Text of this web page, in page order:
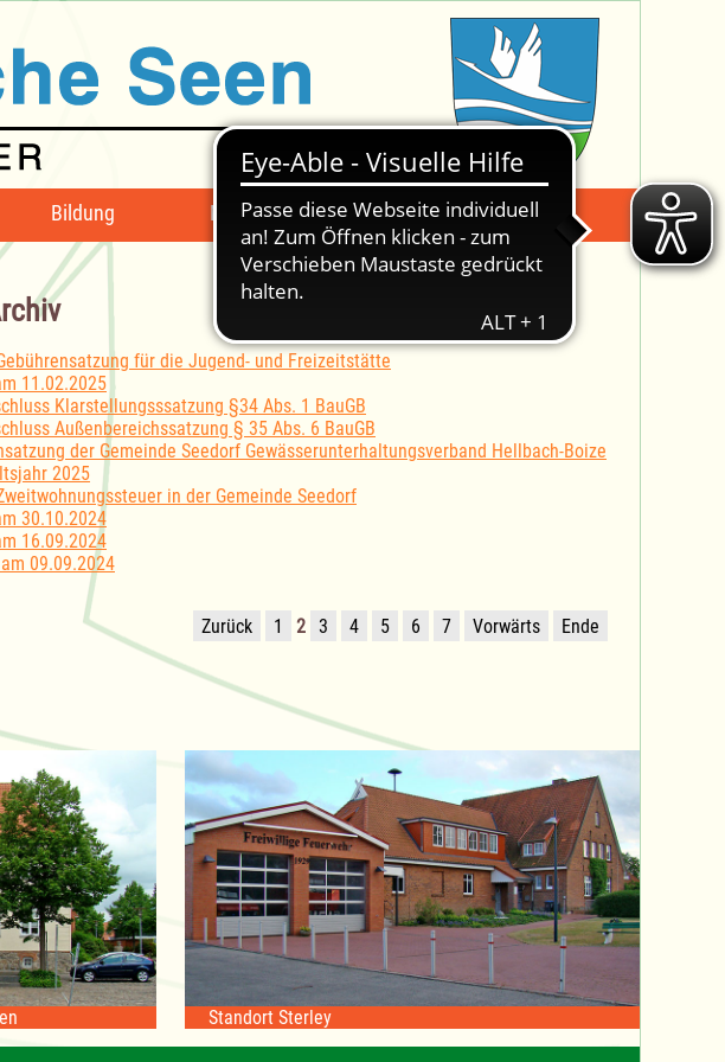
Bildung Mängelmeldung Suche -
für die Jugend- und Freizeitstätte
11.02.2025
Klarstellungsssatzung §34 Abs. 1 BauGB
Außenbereichssatzung § 35 Abs. 6 BauGB
der Gemeinde Seedorf Gewässerunterhaltungsverband Hellbach-Boize
2025
in der Gemeinde Seedorf
30.10.2024
16.09.2024
09.09.2024
Zurück 1 2 3 4 5 6 7 Vorwärts Ende
Standort Sterley